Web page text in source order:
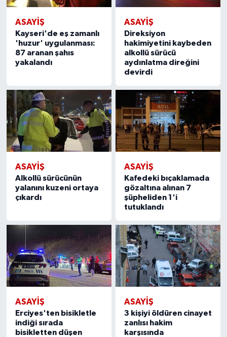
ASAYIŞ
Kayseri'de eş zamanlı
'huzur' uygulanması:
87 aranan şahıs
yakalandı
ASAYIŞ
Direksiyon
hakimiyetini kaybeden
alkollü sürücü
aydınlatma direğini
devirdi
ASAYIŞ
Alkollü sürücünün
yalanını kuzeni ortaya
çıkardı
ASAYIŞ
Kafedeki bıçaklamada
gözaltına alınan 7
şüpheliden 1'i
tutuklandı
ASAYIŞ
Erciyes'ten bisikletle
indiği sırada
bisikletten düşen
ASAYIŞ
3 kişiyi öldüren cinayet
zanlısı hakim
karşısında